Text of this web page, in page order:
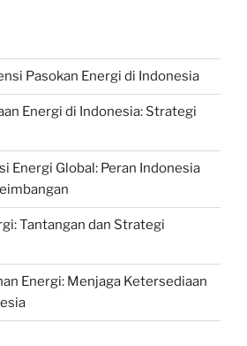
Pasokan Energi di Indonesia
Energi di Indonesia: Strategi
Energi Global: Peran Indonesia
Tantangan dan Strategi
Energi: Menjaga Ketersediaan